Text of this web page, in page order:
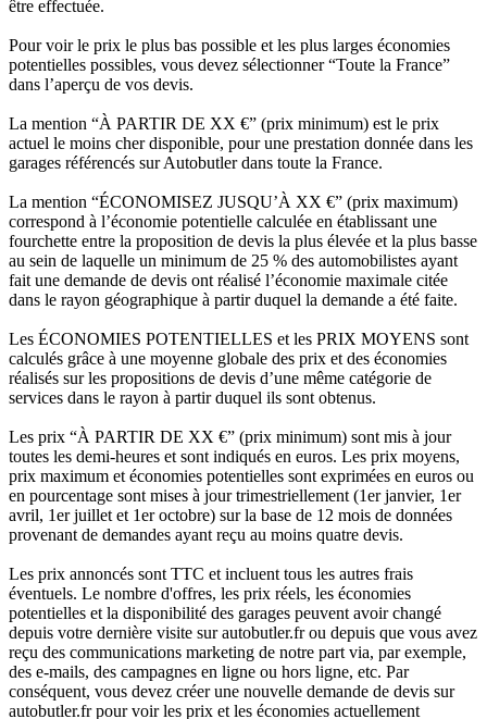
être effectuée.
Pour voir le prix le plus bas possible et les plus larges économies
potentielles possibles, vous devez sélectionner “Toute la France”
dans l’aperçu de vos devis.
La mention “À PARTIR DE XX €” (prix minimum) est le prix
actuel le moins cher disponible, pour une prestation donnée dans les
garages référencés sur Autobutler dans toute la France.
La mention “ÉCONOMISEZ JUSQU’À XX €” (prix maximum)
correspond à l’économie potentielle calculée en établissant une
fourchette entre la proposition de devis la plus élevée et la plus basse
au sein de laquelle un minimum de 25 % des automobilistes ayant
fait une demande de devis ont réalisé l’économie maximale citée
dans le rayon géographique à partir duquel la demande a été faite.
Les ÉCONOMIES POTENTIELLES et les PRIX MOYENS sont
calculés grâce à une moyenne globale des prix et des économies
réalisés sur les propositions de devis d’une même catégorie de
services dans le rayon à partir duquel ils sont obtenus.
Les prix “À PARTIR DE XX €” (prix minimum) sont mis à jour
toutes les demi-heures et sont indiqués en euros. Les prix moyens,
prix maximum et économies potentielles sont exprimées en euros ou
en pourcentage sont mises à jour trimestriellement (1er janvier, 1er
avril, 1er juillet et 1er octobre) sur la base de 12 mois de données
provenant de demandes ayant reçu au moins quatre devis.
Les prix annoncés sont TTC et incluent tous les autres frais
éventuels. Le nombre d'offres, les prix réels, les économies
potentielles et la disponibilité des garages peuvent avoir changé
depuis votre dernière visite sur autobutler.fr ou depuis que vous avez
reçu des communications marketing de notre part via, par exemple,
des e-mails, des campagnes en ligne ou hors ligne, etc. Par
conséquent, vous devez créer une nouvelle demande de devis sur
autobutler.fr pour voir les prix et les économies actuellement